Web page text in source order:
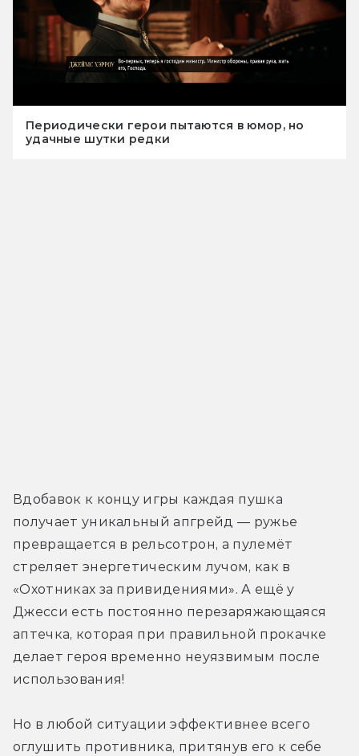
Периодически герои пытаются в юмор, но
удачные шутки редки
Вдобавок к концу игры каждая пушка
получает уникальный апгрейд — ружье
превращается в рельсотрон, а пулемёт
стреляет энергетическим лучом, как в
«Охотниках за привидениями». А ещё у
Джесси есть постоянно перезаряжающаяся
аптечка, которая при правильной прокачке
делает героя временно неуязвимым после
использования!
Но в любой ситуации эффективнее всего
оглушить противника, притянув его к себе